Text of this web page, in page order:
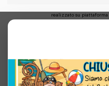
realizzato su piattaforma